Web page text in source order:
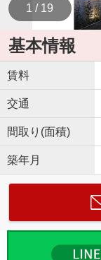
1 / 19
基本情報
賃料
交通
間取り(面積)
築年月